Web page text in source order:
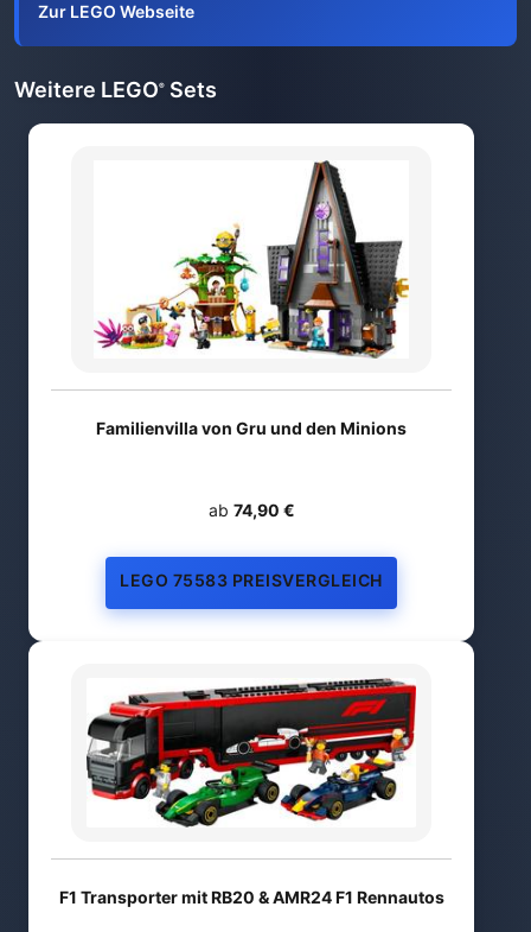
Zur LEGO Webseite
Weitere LEGO® Sets
Familienvilla von Gru und den Minions
ab 74,90 €
LEGO 75583 PREISVERGLEICH
F1 Transporter mit RB20 & AMR24 F1 Rennautos